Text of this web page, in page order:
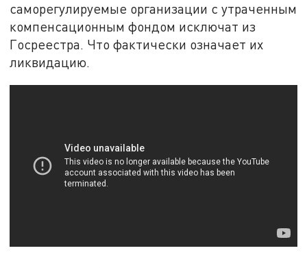
саморегулируемые организации с утраченным
компенсационным фондом исключат из
Госреестра. Что фактически означает их
ликвидацию.